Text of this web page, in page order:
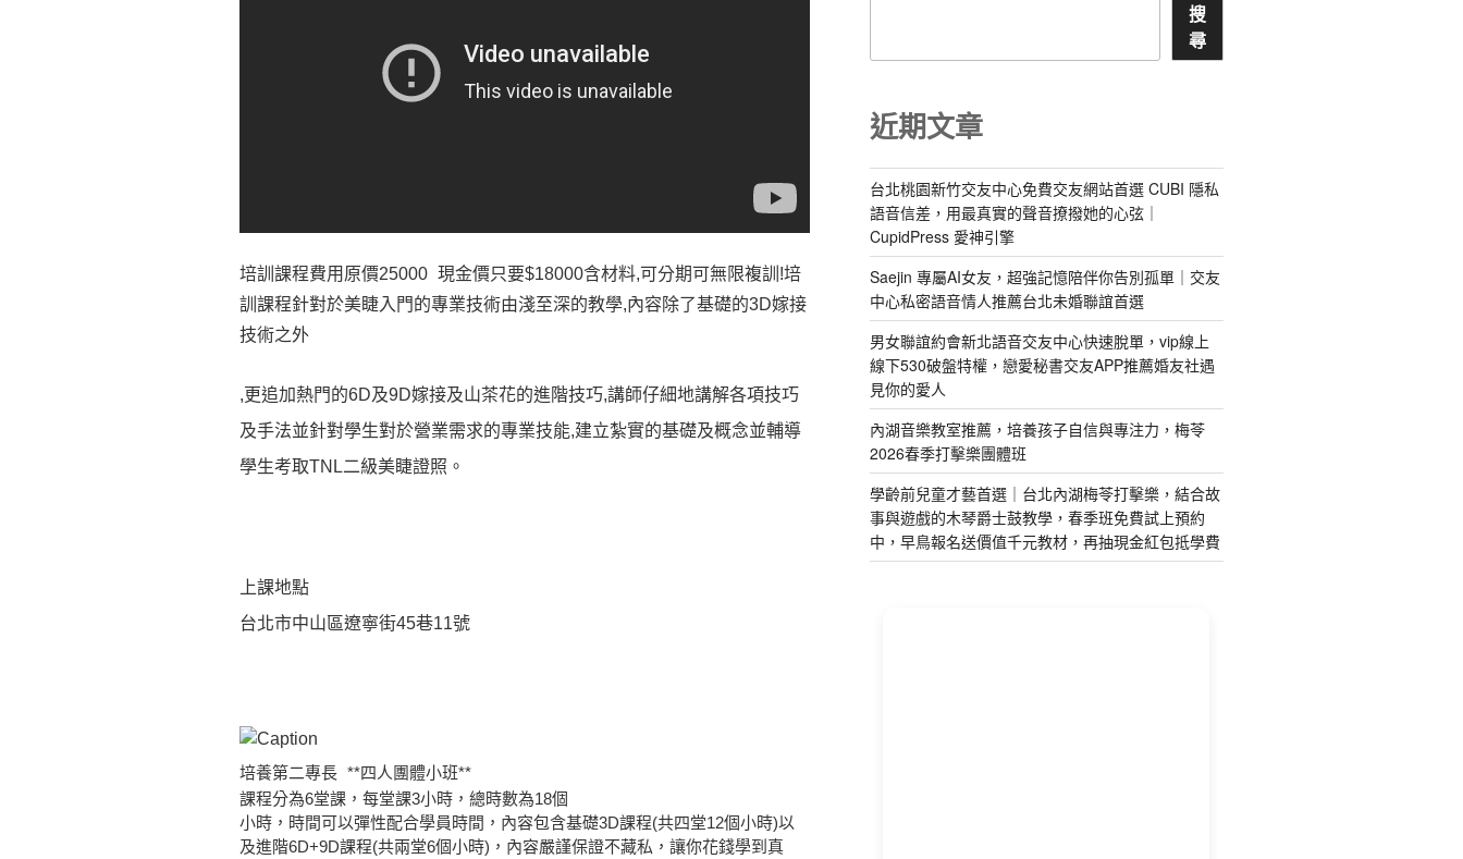
培訓課程費用原價25000 現金價只要$18000含材料,可分期可無限複訓!培
訓課程針對於美睫入門的專業技術由淺至深的教學,內容除了基礎的3D嫁接
技術之外
,更追加熱門的6D及9D嫁接及山茶花的進階技巧,講師仔細地講解各項技巧
及手法並針對學生對於營業需求的專業技能,建立紮實的基礎及概念並輔導
學生考取TNL二級美睫證照。
上課地點
台北市中山區遼寧街45巷11號
培養第二專長 **四人團體小班**
課程分為6堂課，每堂課3小時，總時數為18個
小時，時間可以彈性配合學員時間，內容包含基礎3D課程(共四堂12個小時)以
及進階6D+9D課程(共兩堂6個小時)，內容嚴謹保證不藏私，讓你花錢學到真
搜
尋
近期文章
台北桃園新竹交友中心免費交友網站首選 CUBI 隱私
語音信差，用最真實的聲音撩撥她的心弦｜
CupidPress 愛神引擎
Saejin 專屬AI女友，超強記憶陪伴你告別孤單｜交友
中心私密語音情人推薦台北未婚聯誼首選
男女聯誼約會新北語音交友中心快速脫單，vip線上
線下530破盤特權，戀愛秘書交友APP推薦婚友社遇
見你的愛人
內湖音樂教室推薦，培養孩子自信與專注力，梅苓
2026春季打擊樂團體班
學齡前兒童才藝首選｜台北內湖梅苓打擊樂，結合故
事與遊戲的木琴爵士鼓教學，春季班免費試上預約
中，早鳥報名送價值千元教材，再抽現金紅包抵學費